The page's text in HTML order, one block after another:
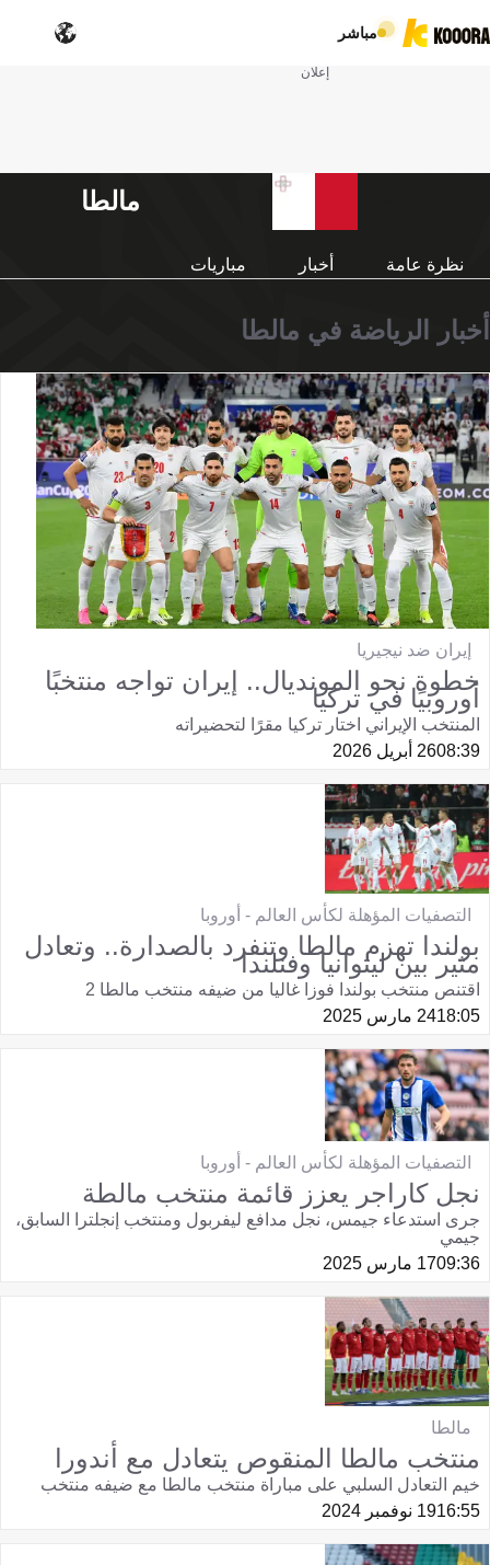
مباشر
إعلان
مالطا
نظرة عامة أخبار مباريات
أخبار الرياضة في مالطا
إيران ضد نيجيريا
خطوة نحو المونديال.. إيران تواجه منتخبًا
أوروبيًا في تركيا
المنتخب الإيراني اختار تركيا مقرًا لتحضيراته
08:3926 أبريل 2026
التصفيات المؤهلة لكأس العالم - أوروبا
بولندا تهزم مالطا وتنفرد بالصدارة.. وتعادل
مثير بين ليتوانيا وفنلندا
اقتنص منتخب بولندا فوزا غاليا من ضيفه منتخب مالطا 2
18:0524 مارس 2025
التصفيات المؤهلة لكأس العالم - أوروبا
نجل كاراجر يعزز قائمة منتخب مالطة
جرى استدعاء جيمس، نجل مدافع ليفربول ومنتخب إنجلترا السابق،
جيمي
09:3617 مارس 2025
مالطا
منتخب مالطا المنقوص يتعادل مع أندورا
خيم التعادل السلبي على مباراة منتخب مالطا مع ضيفه منتخب
16:5519 نوفمبر 2024